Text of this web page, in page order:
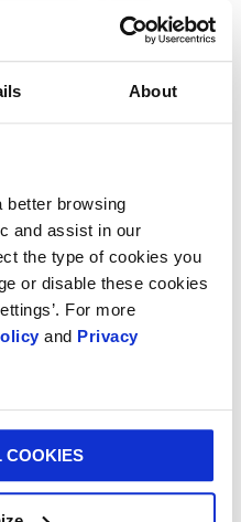
About
better browsing
and assist in our
the type of cookies you
or disable these cookies
For more
and Privacy
COOKIES